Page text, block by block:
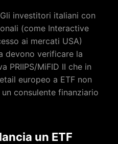
investitori italiani con
(come Interactive
ai mercati USA)
devono verificare la
PRIIPS/MiFID II che in
europeo a ETF non
consulente finanziario
un ETF